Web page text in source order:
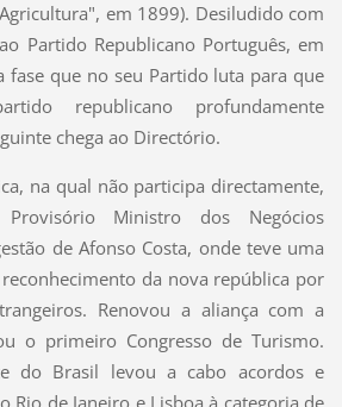
em 1899). Desiludido com
Partido Republicano Português, em
fase que no seu Partido luta para que
republicano profundamente
chega ao Directório.
na qual não participa directamente,
Ministro dos Negócios
de Afonso Costa, onde teve uma
da nova república por
Renovou a aliança com a
o primeiro Congresso de Turismo.
do Brasil levou a cabo acordos e